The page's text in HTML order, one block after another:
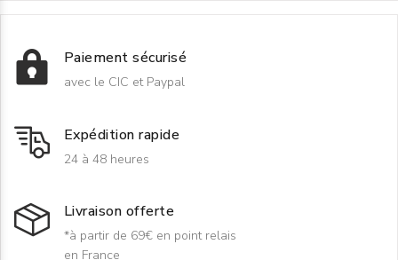
Paiement sécurisé
avec le CIC et Paypal
Expédition rapide
24 à 48 heures
Livraison offerte
*à partir de 69€ en point relais
en France